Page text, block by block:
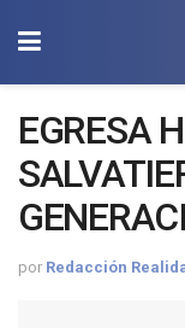
EGRESA
por Redacción